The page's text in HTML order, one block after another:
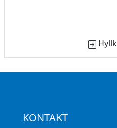
KONTAKT